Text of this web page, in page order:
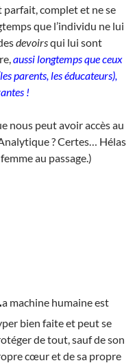
complet et ne se
que l’individu ne lui
devoirsqui lui sont
aussi longtemps que ceux
parents, les éducateurs),
!
nous peut avoir accès au
? Certes… Hélas
au passage.)
a machine humaine est
bien faite et peut se
de tout, sauf de son
cœur et de sa propre